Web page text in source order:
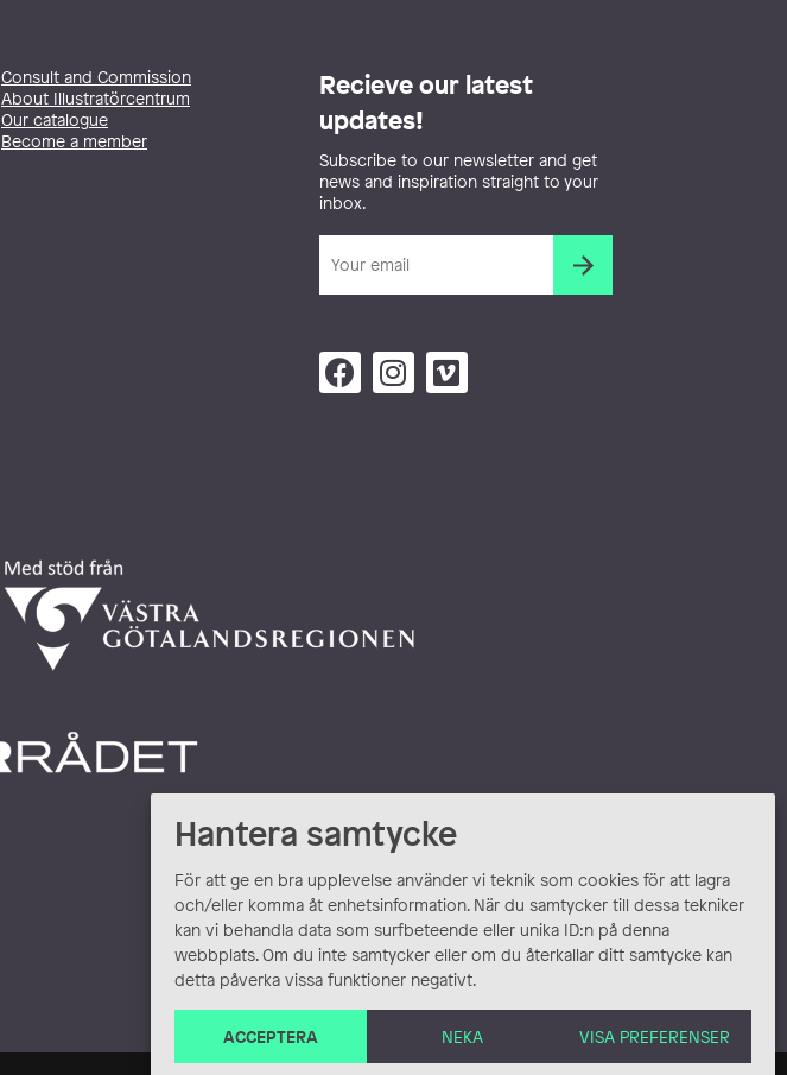
Hantera samtycke
För att ge en bra upplevelse använder vi teknik som cookies för att lagra
och/eller komma åt enhetsinformation. När du samtycker till dessa tekniker
kan vi behandla data som surfbeteende eller unika ID:n på denna
webbplats. Om du inte samtycker eller om du återkallar ditt samtycke kan
detta påverka vissa funktioner negativt.
ACCEPTERA NEKA VISA PREFERENSER
Consult and Commission
About Illustratörcentrum
Our catalogue
Become a member
Recieve our latest
updates!
Subscribe to our newsletter and get
news and inspiration straight to your
inbox.